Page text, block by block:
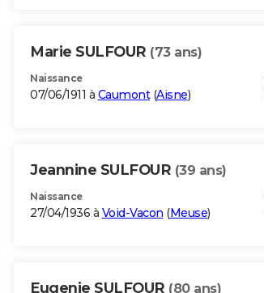
Marie SULFOUR (73 ans)
Naissance
07/06/1911 à Caumont(Aisne)
Jeannine SULFOUR (39 ans)
Naissance
27/04/1936 à Void-Vacon (Meuse)
Eugenie SULFOUR (80 ans)